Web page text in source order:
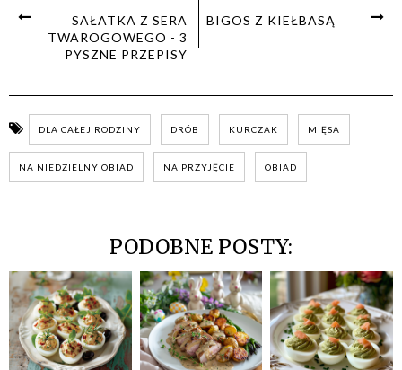
SAŁATKA Z SERA
TWAROGOWEGO - 3
PYSZNE PRZEPISY
BIGOS Z KIEŁBASĄ
DLA CAŁEJ RODZINY DRÓB KURCZAK MIĘSA
NA NIEDZIELNY OBIAD NA PRZYJĘCIE OBIAD
PODOBNE POSTY: